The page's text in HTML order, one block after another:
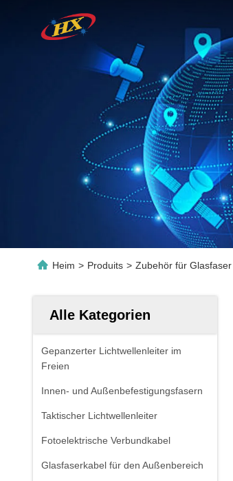
Heim > Produits > Zubehör für Glasfaser
Alle Kategorien
Gepanzerter Lichtwellenleiter im
Freien
Innen- und Außenbefestigungsfasern
Taktischer Lichtwellenleiter
Fotoelektrische Verbundkabel
Glasfaserkabel für den Außenbereich